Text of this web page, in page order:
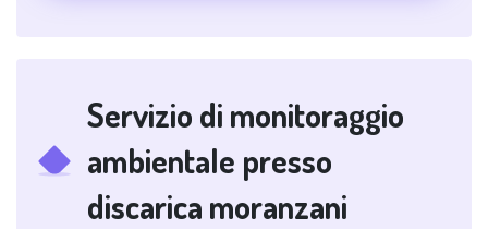
Servizio di monitoraggio
ambientale presso
discarica moranzani